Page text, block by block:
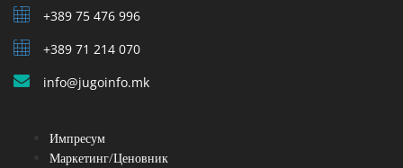
+389 75 476 996
+389 71 214 070
info@jugoinfo.mk
Импресум
Маркетинг/Ценовник